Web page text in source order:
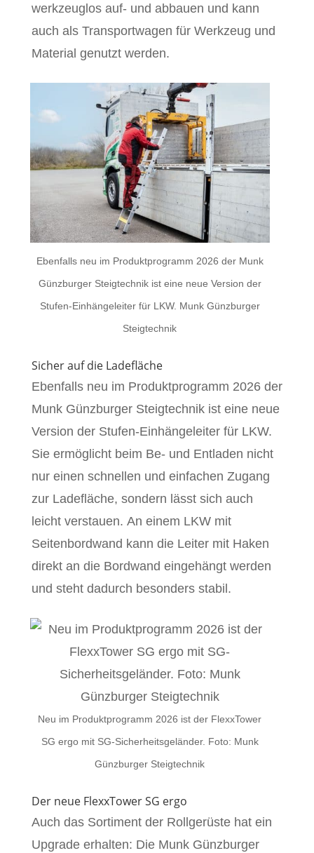
werkzeuglos auf- und abbauen und kann
auch als Transportwagen für Werkzeug und
Material genutzt werden.
Ebenfalls neu im Produktprogramm 2026 der Munk
Günzburger Steigtechnik ist eine neue Version der
Stufen-Einhängeleiter für LKW. Munk Günzburger
Steigtechnik
Sicher auf die Ladefläche
Ebenfalls neu im Produktprogramm 2026 der
Munk Günzburger Steigtechnik ist eine neue
Version der Stufen-Einhängeleiter für LKW.
Sie ermöglicht beim Be- und Entladen nicht
nur einen schnellen und einfachen Zugang
zur Ladefläche, sondern lässt sich auch
leicht verstauen. An einem LKW mit
Seitenbordwand kann die Leiter mit Haken
direkt an die Bordwand eingehängt werden
und steht dadurch besonders stabil.
Neu im Produktprogramm 2026 ist der FlexxTower
SG ergo mit SG-Sicherheitsgeländer. Foto: Munk
Günzburger Steigtechnik
Der neue FlexxTower SG ergo
Auch das Sortiment der Rollgerüste hat ein
Upgrade erhalten: Die Munk Günzburger